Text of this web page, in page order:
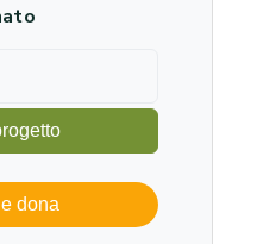
dona